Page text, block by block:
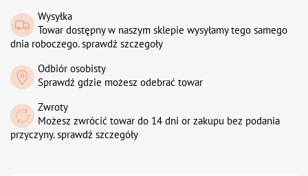
Wysyłka
Towar dostępny w naszym sklepie wysyłamy tego samego
dnia roboczego. sprawdź szczegoły
Odbiór osobisty
Sprawdź gdzie możesz odebrać towar
Zwroty
Możesz zwrócić towar do 14 dni or zakupu bez podania
przyczyny. sprawdź szczegóły